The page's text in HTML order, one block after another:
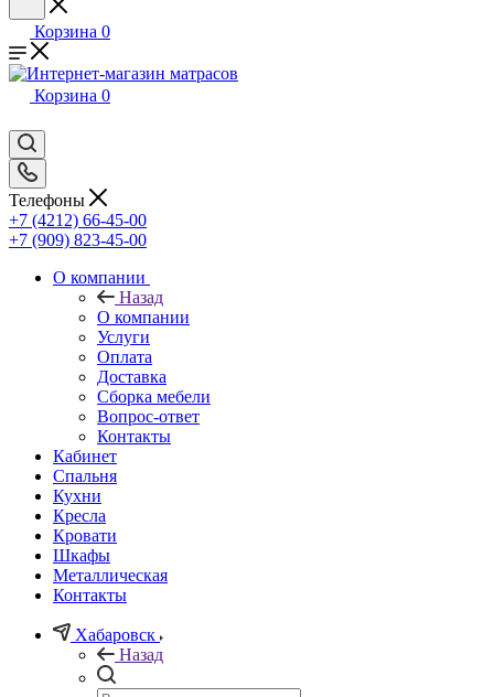
Корзина 0
Корзина 0
Телефоны
+7 (4212) 66-45-00
+7 (909) 823-45-00
О компании
Назад
О компании
Услуги
Оплата
Доставка
Сборка мебели
Вопрос-ответ
Контакты
Кабинет
Спальня
Кухни
Кресла
Кровати
Шкафы
Металлическая
Контакты
Хабаровск
Назад